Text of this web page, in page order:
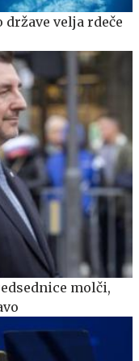
velja rdeče
molči,